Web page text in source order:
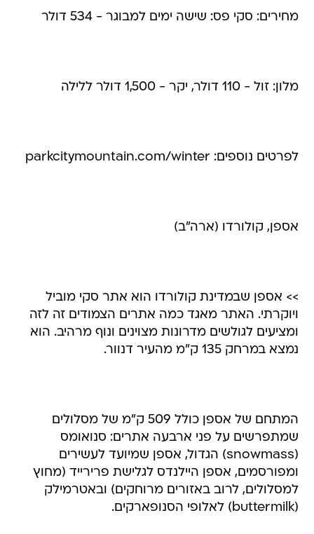
מחירים: סקי פס: שישה ימים למבוגר - 534 דולר
מלון: זול - 110 דולר, יקר - 1,500 דולר ללילה
לפרטים נוספים: parkcitymountain.com/winter
אספן, קולורדו (ארה"ב)
>> אספן שבמדינת קולורדו הוא אתר סקי מוביל
ויוקרתי. האתר מאגד כמה אתרים הצמודים זה לזה
ומציעים לגולשים מדרונות מצוינים ונוף מרהיב. הוא
נמצא במרחק 135 ק"מ מהעיר דנוור.
המתחם של אספן כולל 509 ק"מ של מסלולים
שמתפרשים על פני ארבעה אתרים: סנואומס
(snowmass) הגדול, אספן שמיועד לעשירים
ומפורסמים, אספן היילנדס לגלישת פרירייד (מחוץ
למסלולים, לרוב באזורים מרוחקים) ובאטרמילק
(buttermilk) לאלופי הסנופארקים.